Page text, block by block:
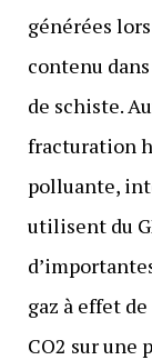
générées
contenu
de schiste.
fracturation
polluante,
utilisent du
gaz à effet
CO2 sur une